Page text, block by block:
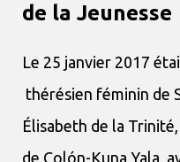
de la Jeunesse
Le 25 janvier 2017
thérésien féminin de
Élisabeth de la
de Colón-Kuna Yala,